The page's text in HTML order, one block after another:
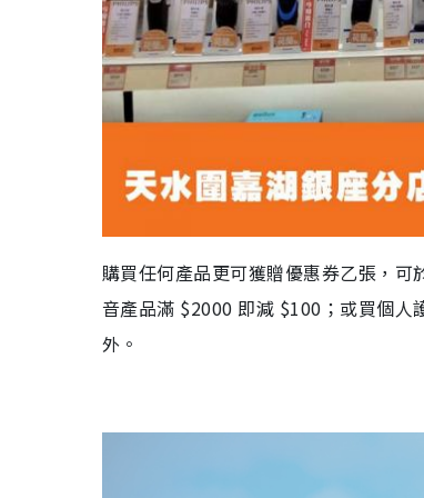
購買任何產品更可獲贈優惠券乙張，可
音產品滿 $2000 即減 $100 ；或買個
外 。